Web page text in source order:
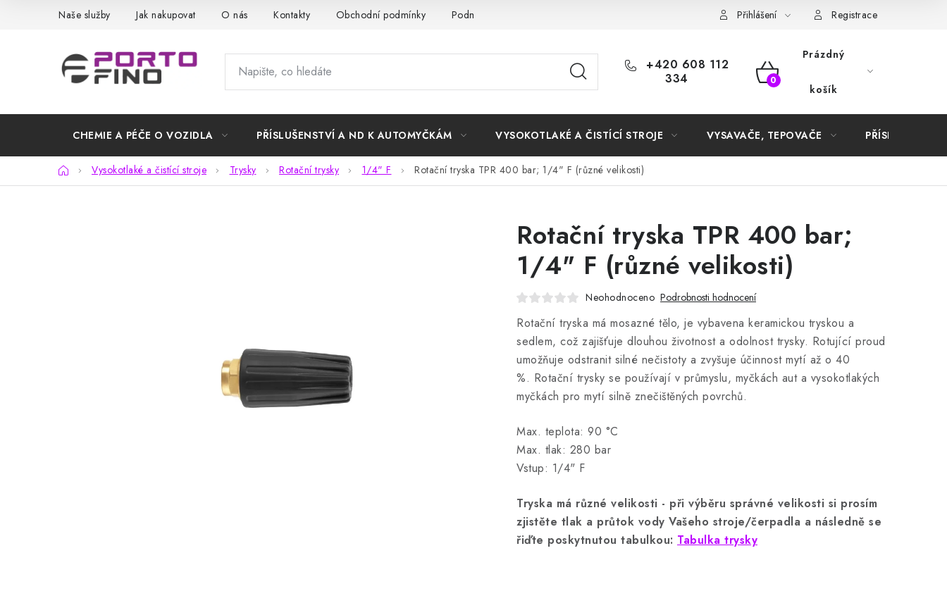
Naše služby Jak nakupovat O nás Kontakty Obchodní podmínky Podmínky ochrany osobních údajů Samoobslužné platební terminály
Přihlášení Registrace
+420 608 112
334
NÁKUPNÍ
Prázdný
košík
CHEMIE A PÉČE O VOZIDLA PŘÍSLUŠENSTVÍ A ND K AUTOMYČKÁM VYSOKOTLAKÉ A ČISTÍCÍ STROJE VYSAVAČE, TEPOVAČE PŘÍSLUŠENSTVÍ
DomůVysokotlaké a čistící stroje Trysky Rotační trysky 1/4" F Rotační tryska TPR 400 bar; 1/4" F (různé velikosti)
Rotační tryska TPR 400 bar;
1/4" F (různé velikosti)
Neohodnoceno Podrobnosti hodnocení
Rotační tryska má mosazné tělo, je vybavena keramickou tryskou a
sedlem, což zajišťuje dlouhou životnost a odolnost trysky. Rotující proud
umožňuje odstranit silné nečistoty a zvyšuje účinnost mytí až o 40
%. Rotační trysky se používají v průmyslu, myčkách aut a vysokotlakých
myčkách pro mytí silně znečištěných povrchů.
Max. teplota: 90 °C
Max. tlak: 280 bar
Vstup: 1/4" F
Tryska má různé velikosti - při výběru správné velikosti si prosím
zjistěte tlak a průtok vody Vašeho stroje/čerpadla a následně se
řiďte poskytnutou tabulkou: Tabulka trysky